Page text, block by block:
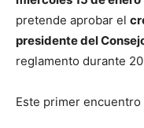
pretende aprobar el
presidente del
reglamento durante
Este primer